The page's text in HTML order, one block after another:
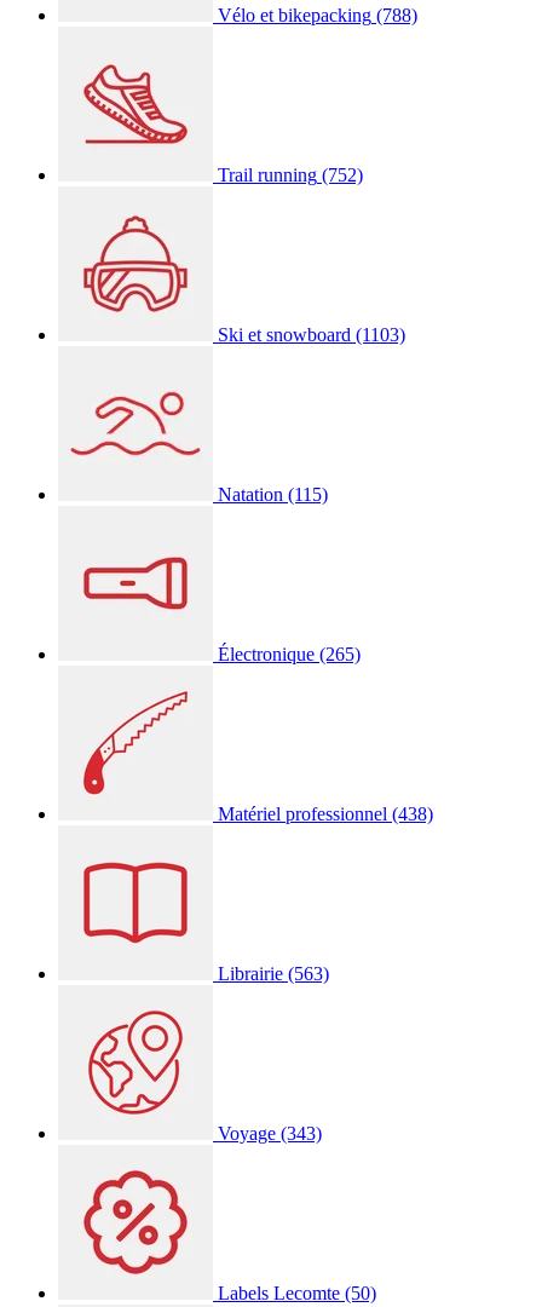
Vélo et bikepacking (788)
Trail running (752)
Ski et snowboard (1103)
Natation (115)
Électronique (265)
Matériel professionnel (438)
Librairie (563)
Voyage (343)
Labels Lecomte (50)